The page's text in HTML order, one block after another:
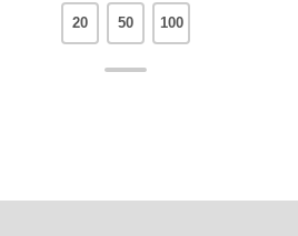
20 50 100